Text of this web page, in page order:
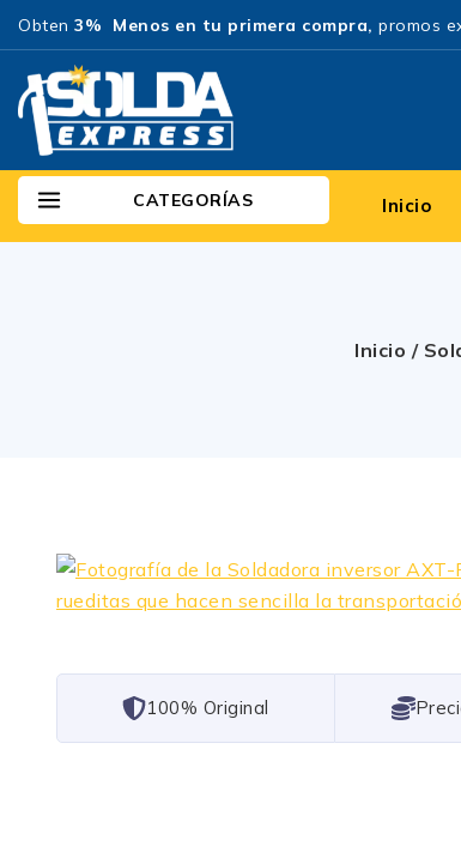
Obten 3% Menos en tu primera compra, promos
CATEGORÍAS Inicio
Inicio /
101% Original